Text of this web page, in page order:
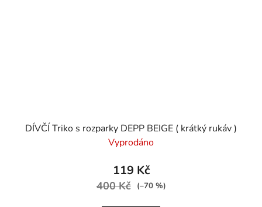
DÍVČÍ Triko s rozparky DEPP BEIGE ( krátký rukáv )
Vyprodáno
119 Kč
400 Kč (–70 %)